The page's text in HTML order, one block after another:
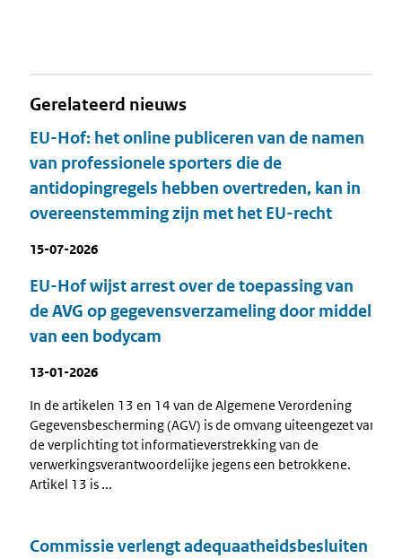
Gerelateerd nieuws
EU-Hof: het online publiceren van de namen
van professionele sporters die de
antidopingregels hebben overtreden, kan in
overeenstemming zijn met het EU-recht
15-07-2026
EU-Hof wijst arrest over de toepassing van
de AVG op gegevensverzameling door middel
van een bodycam
13-01-2026
In de artikelen 13 en 14 van de Algemene Verordening
Gegevensbescherming (AGV) is de omvang uiteengezet van
de verplichting tot informatieverstrekking van de
verwerkingsverantwoordelijke jegens een betrokkene.
Artikel 13 is ...
Commissie verlengt adequaatheidsbesluiten